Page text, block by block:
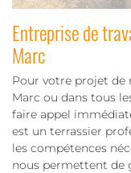
Entreprise de
Marc
Pour votre projet de
Marc ou dans tous
faire appel
est un terrassier
les compétences
nous permettent de